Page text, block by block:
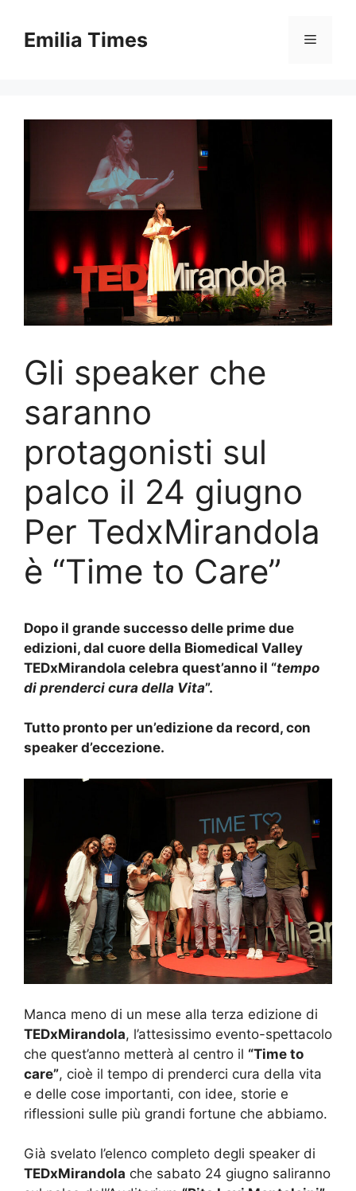
contentEmilia Times Menu
Gli speaker che
saranno
protagonisti sul
palco il 24 giugno
Per TedxMirandola
è “Time to Care”
Dopo il grande successo delle prime due
edizioni, dal cuore della Biomedical Valley
TEDxMirandola celebra quest’anno il “tempo
di prenderci cura della Vita”.
Tutto pronto per un’edizione da record, con
speaker d’eccezione.
Manca meno di un mese alla terza edizione di
TEDxMirandola, l’attesissimo evento-spettacolo
che quest’anno metterà al centro il “Time to
care”, cioè il tempo di prenderci cura della vita
e delle cose importanti, con idee, storie e
riflessioni sulle più grandi fortune che abbiamo.
Già svelato l’elenco completo degli speaker di
TEDxMirandola che sabato 24 giugno saliranno